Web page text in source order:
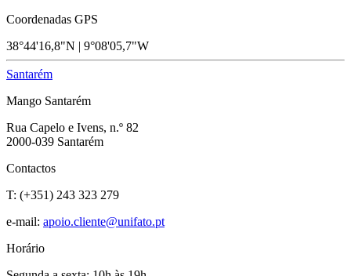
Coordenadas GPS
38°44'16,8"N | 9°08'05,7"W
Santarém
Mango Santarém
Rua Capelo e Ivens, n.º 82
2000-039 Santarém
Contactos
T: (+351) 243 323 279
e-mail: apoio.cliente@unifato.pt
Horário